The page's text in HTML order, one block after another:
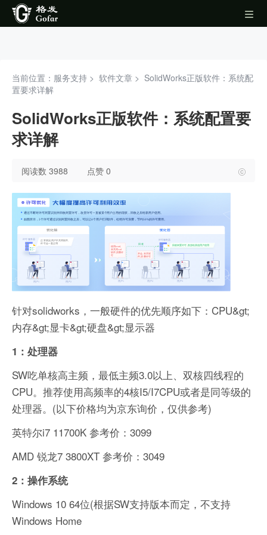
当前位置：服务支持 > 软件文章 > SolidWorks正版软件：系统配
置要求详解
SolidWorks正版软件：系统配置要
求详解
阅读数 3988 点赞 0
针对solidworks，一般硬件的优先顺序如下：CPU&gt;
内存&gt;显卡&gt;硬盘&gt;显示器
1：处理器
SW吃单核高主频，最低主频3.0以上、双核四线程的
CPU。推荐使用高频率的4核I5/I7CPU或者是同等级的
处理器。(以下价格均为京东询价，仅供参考)
英特尔i7 11700K 参考价：3099
AMD 锐龙7 3800XT 参考价：3049
2：操作系统
Windows 10 64位(根据SW支持版本而定，不支持
Windows Home